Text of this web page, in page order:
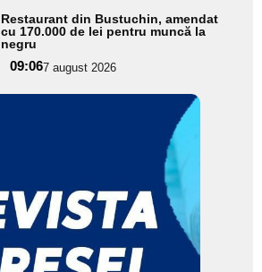
Restaurant din Bustuchin, amendat
cu 170.000 de lei pentru muncă la
negru
09:067 august 2026